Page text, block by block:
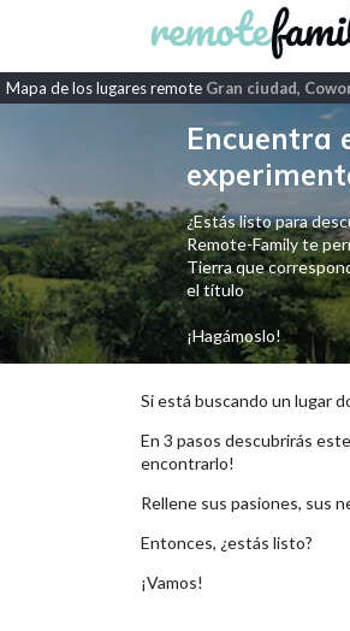
Mapa de los lugares remote Gran ciudad,
Encuentra
¿Estás listo para
Remote-Family te
Tierra que
el título
¡Hagámoslo!
Si está buscando un lugar
En 3 pasos descubrirás
encontrarlo!
Rellene sus pasiones, sus
Entonces, ¿estás listo?
¡Vamos!